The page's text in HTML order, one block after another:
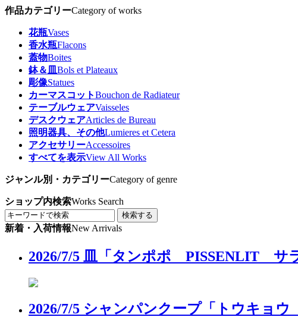
作品カテゴリーCategory of works
花瓶Vases
香水瓶Flacons
蓋物Boites
鉢＆皿 Bols et Plateaux
彫像Statues
カーマスコットBouchon de Radiateur
テーブルウェアVaisseles
デスクウェアArticles de Bureau
照明器具、その他Lumieres et Cetera
アクセサリーAccessoires
すべてを表示View All Works
ジャンル別・カテゴリーCategory of genre
ショップ内検索Works Search
検索する
新着・入荷情報New Arrivals
2026/7/5 皿「タンポポ PISSENLIT サ
2026/7/5 シャンパンクープ「トウキョ